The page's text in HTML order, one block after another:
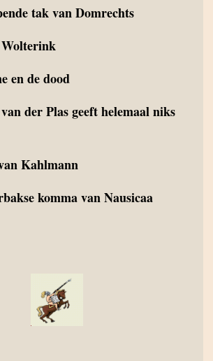
tak van Domrechts
en de dood
der Plas geeft helemaal niks
Kahlmann
komma van Nausicaa